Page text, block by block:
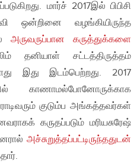
மார்ச் 2017இல் பிபிசி
ஒன்றினை வழங்கியிருந்த
அருவருப்பான கருத்துக்களை
தனியாள் சட்டத்திருத்தம்
இது இடம்பெற்றது. 2017
காணாமல்போனோருக்காக
குடும்ப அங்கத்தவர்கள்
கருதப்படும் மரியசுரேஷ்
அச்சுறுத்தப்பட்டிருந்ததுடன்